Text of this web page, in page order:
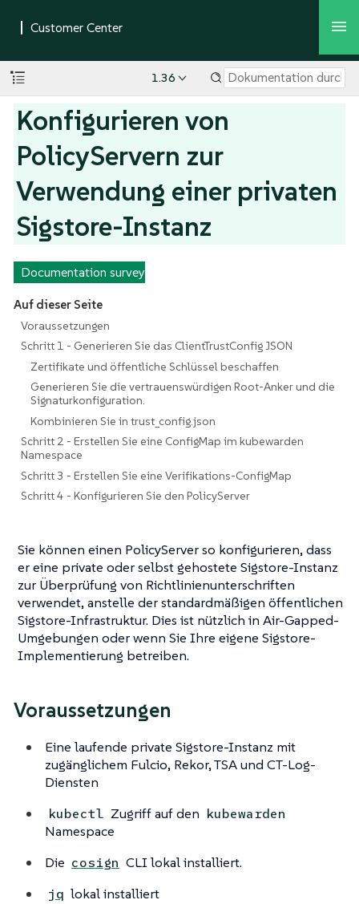
1.36
Konfigurieren von
PolicyServern zur
Verwendung einer privaten
Sigstore-Instanz
Documentation survey
Auf dieser Seite
Voraussetzungen
Schritt 1 - Generieren Sie das ClientTrustConfig JSON
Zertifikate und öffentliche Schlüssel beschaffen
Generieren Sie die vertrauenswürdigen Root-Anker und die
Signaturkonfiguration.
Kombinieren Sie in trust_config.json
Schritt 2 - Erstellen Sie eine ConfigMap im kubewarden
Namespace
Schritt 3 - Erstellen Sie eine Verifikations-ConfigMap
Schritt 4 - Konfigurieren Sie den PolicyServer
Sie können einen PolicyServer so konfigurieren, dass
er eine private oder selbst gehostete Sigstore-Instanz
zur Überprüfung von Richtlinienunterschriften
verwendet, anstelle der standardmäßigen öffentlichen
Sigstore-Infrastruktur. Dies ist nützlich in Air-Gapped-
Umgebungen oder wenn Sie Ihre eigene Sigstore-
Implementierung betreiben.
Voraussetzungen
Eine laufende private Sigstore-Instanz mit
zugänglichem Fulcio, Rekor, TSA und CT-Log-
Diensten
kubectl Zugriff auf den kubewarden
Namespace
Die cosign CLI lokal installiert.
jq lokal installiert